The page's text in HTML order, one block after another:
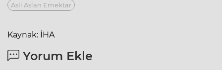
Asli Aslan Emektar
Kaynak: İHA
Yorum Ekle